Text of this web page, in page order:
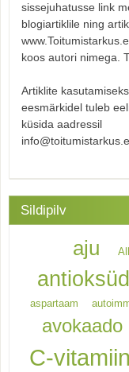
sissejuhatusse link
blogiartiklile ning
koos autori nimega.
Artiklite
eesmärkidel tuleb
küsida aadressil
Sildipilv
aju
aspartaam
avokaado
C-vitamiin